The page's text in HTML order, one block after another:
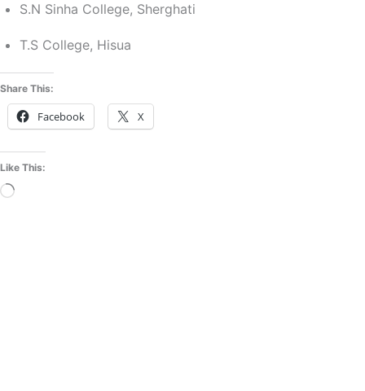
S.N Sinha College, Sherghati
T.S College, Hisua
Share This:
Facebook X
Like This:
Loading…